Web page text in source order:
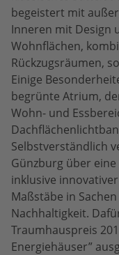
begeistert mit
Inneren mit Design
Wohnflächen,
Rückzugsräumen,
Einige
begrünte Atrium,
Wohn- und
Selbstverständlich
Günzburg über
inklusive
Maßstäbe in
Nachhaltigkeit.
Traumhauspreis
Energiehäuser”